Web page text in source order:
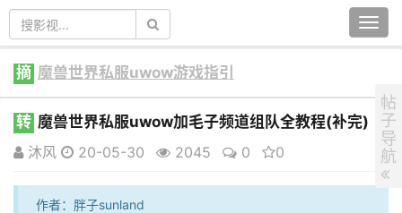
摘 魔兽世界私服uwow游戏指引
转 魔兽世界私服uwow加毛子频道组队全教程(补完)
沐风
20-05-30 2045 0 0
作者：胖子sunland
帖
子
导
航